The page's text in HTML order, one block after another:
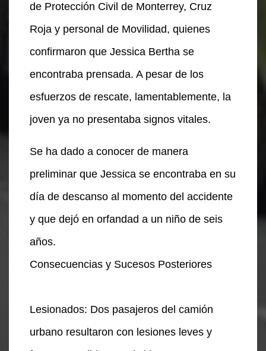
de Protección Civil de Monterrey, Cruz
Roja y personal de Movilidad, quienes
confirmaron que Jessica Bertha se
encontraba prensada. A pesar de los
esfuerzos de rescate, lamentablemente, la
joven ya no presentaba signos vitales.
Se ha dado a conocer de manera
preliminar que Jessica se encontraba en su
día de descanso al momento del accidente
y que dejó en orfandad a un niño de seis
años.
Consecuencias y Sucesos Posteriores
Lesionados: Dos pasajeros del camión
urbano resultaron con lesiones leves y